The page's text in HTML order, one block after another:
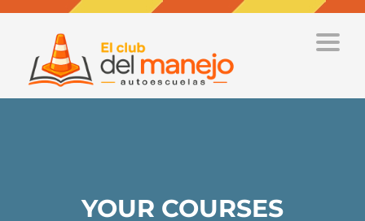
Toggle
YOUR COURSES